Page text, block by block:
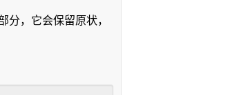
分，它会保留原状，